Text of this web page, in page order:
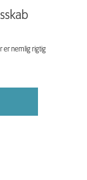
er nemlig rigtig